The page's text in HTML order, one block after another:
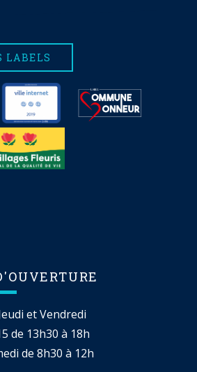
LABELS
et Vendredi
de 13h30 à 18h
de 8h30 à 12h